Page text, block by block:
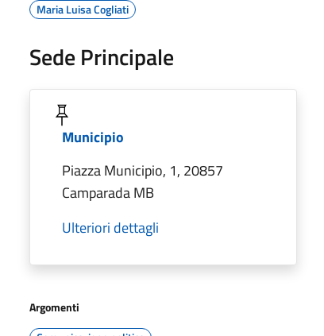
Maria Luisa Cogliati
Sede Principale
Municipio
Piazza Municipio, 1, 20857
Camparada MB
Ulteriori dettagli
Argomenti